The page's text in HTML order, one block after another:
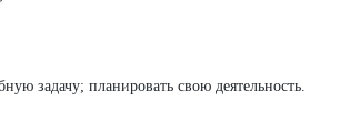
задачу; планировать свою деятельность.